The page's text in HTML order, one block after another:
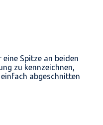
Spitze an beiden
zu kennzeichnen,
abgeschnitten